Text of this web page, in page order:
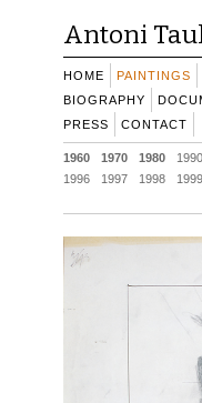
Antoni
HOME PAINTINGS
BIOGRAPHY
PRESS
CONTACT
1960 1970 1980 1990
1996
1997 1998 1999